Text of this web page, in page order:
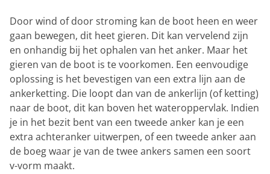
Door wind of door stroming kan de boot heen en weer
gaan bewegen, dit heet gieren. Dit kan vervelend zijn
en onhandig bij het ophalen van het anker. Maar het
gieren van de boot is te voorkomen. Een eenvoudige
oplossing is het bevestigen van een extra lijn aan de
ankerketting. Die loopt dan van de ankerlijn (of ketting)
naar de boot, dit kan boven het wateroppervlak. Indien
je in het bezit bent van een tweede anker kan je een
extra achteranker uitwerpen, of een tweede anker aan
de boeg waar je van de twee ankers samen een soort
v-vorm maakt.